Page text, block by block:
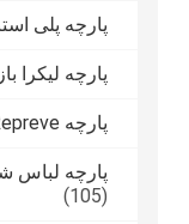
پارچه پلی
پارچه لیکرا
پارچه Repreve
پارچه لباس
(105)